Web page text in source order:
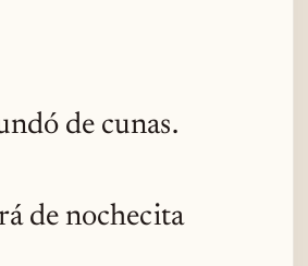
de cunas.
de nochecita